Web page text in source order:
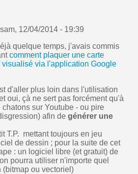
sam, 12/04/2014 - 19:39
quelque temps, j'avais commis
comment plaquer une carte
via l'application Google
d'aller plus loin dans l'utilisation
oui, çà ne sert pas forcément qu'à
sur Youtube - ou pire
afin de générer une
T.P. mettant toujours en jeu
de dessin ; pour la suite de cet
: un logiciel libre (et gratuit) de
pourra utiliser n'importe quel
ou vectoriel)